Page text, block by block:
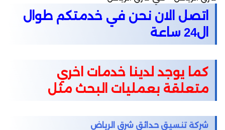
اتصل الان نحن في خدمتكم طوال
ال24 ساعة
كما يوجد لدينا خدمات اخري
متعلقة بعمليات البحث مثل
شركة تنسيق حدائق شرق الرياض